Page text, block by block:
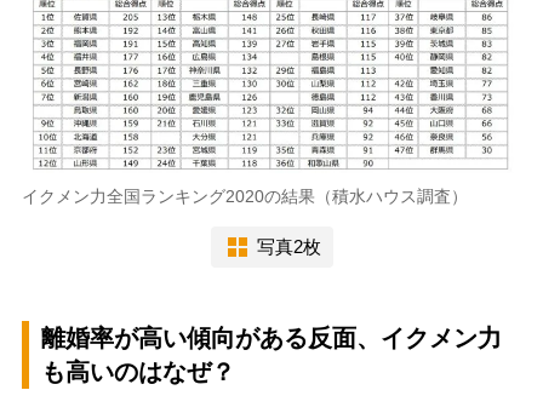
イクメン力全国ランキング2020の結果（積水ハウス調査）
写真2枚
離婚率が高い傾向がある反面、イクメン力
も高いのはなぜ？